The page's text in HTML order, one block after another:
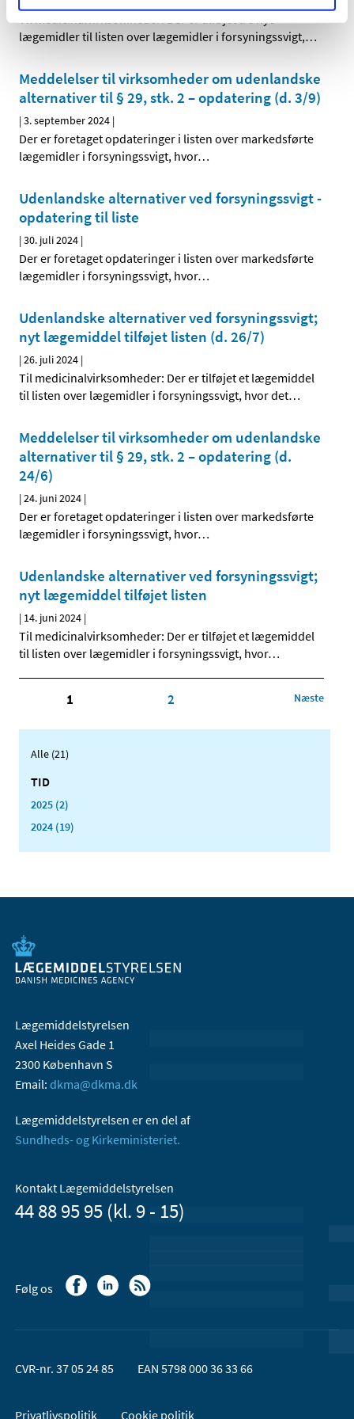
Til medicinalvirksomheder: Der er tilføjet tre nye
lægemidler til listen over lægemidler i forsyningssvigt,…
Meddelelser til virksomheder om udenlandske
alternativer til § 29, stk. 2 – opdatering (d. 3/9)
|3. september 2024 |
Der er foretaget opdateringer i listen over markedsførte
lægemidler i forsyningssvigt, hvor…
Udenlandske alternativer ved forsyningssvigt -
opdatering til liste
|30. juli 2024 |
Der er foretaget opdateringer i listen over markedsførte
lægemidler i forsyningssvigt, hvor…
Udenlandske alternativer ved forsyningssvigt;
nyt lægemiddel tilføjet listen (d. 26/7)
|26. juli 2024 |
Til medicinalvirksomheder: Der er tilføjet et lægemiddel
til listen over lægemidler i forsyningssvigt, hvor det…
Meddelelser til virksomheder om udenlandske
alternativer til § 29, stk. 2 – opdatering (d.
24/6)
|24. juni 2024 |
Der er foretaget opdateringer i listen over markedsførte
lægemidler i forsyningssvigt, hvor…
Udenlandske alternativer ved forsyningssvigt;
nyt lægemiddel tilføjet listen
| 14. juni 2024 |
Til medicinalvirksomheder: Der er tilføjet et lægemiddel
til listen over lægemidler i forsyningssvigt, hvor…
1 2 Næste
Alle (21)
TID
2025 (2)
2024 (19)
Lægemiddelstyrelsen
Axel Heides Gade 1
2300 København S
Email: dkma@dkma.dk
Lægemiddelstyrelsen er en del af
Sundheds- og Kirkeministeriet.
Kontakt Lægemiddelstyrelsen
44 88 95 95 (kl. 9 - 15)
Følg os
CVR-nr. 37 05 24 85 EAN 5798 000 36 33 66
Privatlivspolitik Cookie politik